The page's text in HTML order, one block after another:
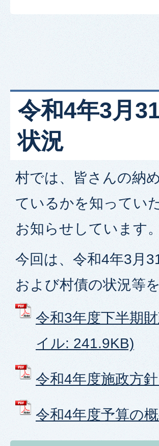
令和4年3月
状況
村では、皆さんの納
ているかを知ってい
お知らせしています。
今回は、令和4年3月
および村債の状況等
令和3年度下半期
イル: 241.9KB)
令和4年度施政方
令和4年度予算の